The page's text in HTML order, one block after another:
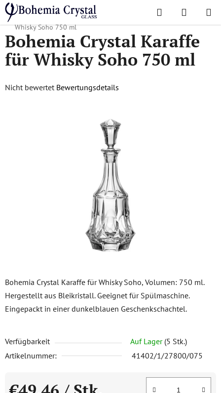
Zum
Inhalt
springen
Suchen
Startseite
/ Lieblingskollektionen /
Bohemia Crystal Karaffe für
Whisky Soho 750 ml
Bohemia Crystal Karaffe für Whisky Soho, Volumen: 750 ml.
Hergestellt aus Bleikristall. Geeignet für Spülmaschine.
Eingepackt in einer dunkelblauen Geschenkschachtel.
Verfügbarkeit Auf Lager (5 Stk.)
Artikelnummer:
41402/1/27800/075
Bohemia Crystal Karaffe
für Whisky Soho 750 ml
Die
Nicht bewertet Bewertungsdetails